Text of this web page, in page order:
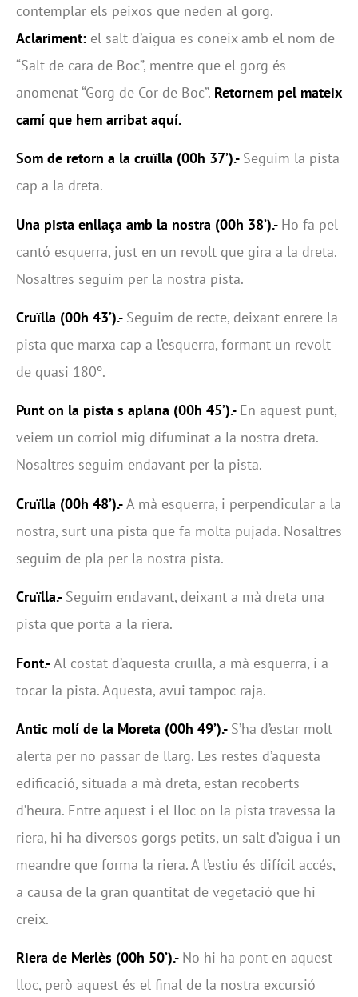
contemplar els peixos que neden al gorg.
Aclariment: el salt d’aigua es coneix amb el nom de
“Salt de cara de Boc”, mentre que el gorg és
anomenat “Gorg de Cor de Boc”. Retornem pel mateix
camí que hem arribat aquí.
Som de retorn a la cruïlla (00h 37’).- Seguim la pista
cap a la dreta.
Una pista enllaça amb la nostra (00h 38’).- Ho fa pel
cantó esquerra, just en un revolt que gira a la dreta.
Nosaltres seguim per la nostra pista.
Cruïlla (00h 43’).- Seguim de recte, deixant enrere la
pista que marxa cap a l’esquerra, formant un revolt
de quasi 180º.
Punt on la pista s aplana (00h 45’).- En aquest punt,
veiem un corriol mig difuminat a la nostra dreta.
Nosaltres seguim endavant per la pista.
Cruïlla (00h 48’).-A mà esquerra, i perpendicular a la
nostra, surt una pista que fa molta pujada. Nosaltres
seguim de pla per la nostra pista.
Cruïlla.- Seguim endavant, deixant a mà dreta una
pista que porta a la riera.
Font.-Al costat d’aquesta cruïlla, a mà esquerra, i a
tocar la pista. Aquesta, avui tampoc raja.
Antic molí de la Moreta (00h 49’).- S’ha d’estar molt
alerta per no passar de llarg. Les restes d’aquesta
edificació, situada a mà dreta, estan recoberts
d’heura. Entre aquest i el lloc on la pista travessa la
riera, hi ha diversos gorgs petits, un salt d’aigua i un
meandre que forma la riera. A l’estiu és difícil accés,
a causa de la gran quantitat de vegetació que hi
creix.
Riera de Merlès (00h 50’).- No hi ha pont en aquest
lloc, però aquest és el final de la nostra excursió